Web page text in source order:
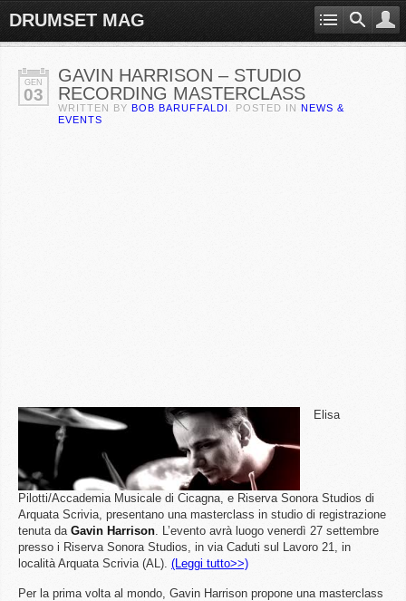
DRUMSET MAG
GEN
03
GAVIN HARRISON – STUDIO
RECORDING MASTERCLASS
WRITTEN BY BOB BARUFFALDI . POSTED IN NEWS &
EVENTS
Elisa
Pilotti/Accademia Musicale di Cicagna, e Riserva Sonora Studios di
Arquata Scrivia, presentano una masterclass in studio di registrazione
tenuta da Gavin Harrison. L’evento avrà luogo venerdì 27 settembre
presso i Riserva Sonora Studios, in via Caduti sul Lavoro 21, in
località Arquata Scrivia (AL). (Leggi tutto>>)
Per la prima volta al mondo, Gavin Harrison propone una masterclass